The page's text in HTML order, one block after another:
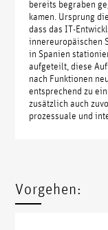
bereits begraben
kamen. Ursprung
dass das IT-
innereuropäischen
in Spanien
aufgeteilt, diese
nach Funktionen
entsprechend zu
zusätzlich auch
prozessuale und
Vorgehen: